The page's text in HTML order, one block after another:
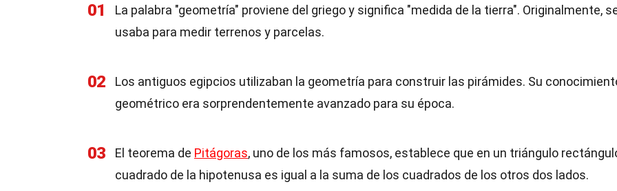
01
La palabra "geometría" proviene del griego y significa "medida de la tierra". Originalmente,
usaba para medir terrenos y parcelas.
02
Los antiguos egipcios utilizaban la geometría para construir las pirámides. Su
geométrico era sorprendentemente avanzado para su época.
03 El teorema de Pitágoras, uno de los más famosos, establece que en un triángulo
cuadrado de la hipotenusa es igual a la suma de los cuadrados de los otros dos lados.